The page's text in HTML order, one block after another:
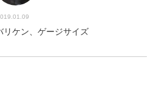
リケン、ゲージサイズ